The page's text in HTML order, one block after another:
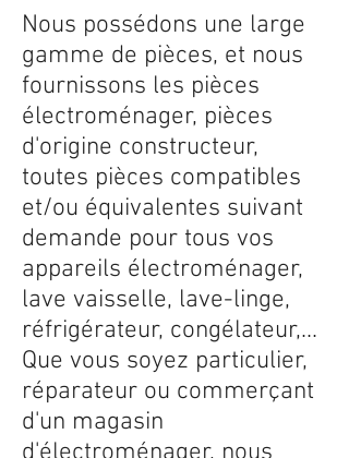
Nous possédons une large
gamme de pièces, et nous
fournissons les pièces
électroménager, pièces
d'origine constructeur,
toutes pièces compatibles
et/ou équivalentes suivant
demande pour tous vos
appareils électroménager,
lave vaisselle, lave-linge,
réfrigérateur, congélateur,...
Que vous soyez particulier,
réparateur ou commerçant
d'un magasin